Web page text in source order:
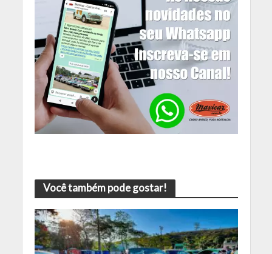
Você também pode gostar!